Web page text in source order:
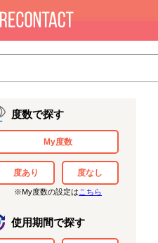
度数で探す
My度数
度あり 度なし
※My度数の設定は こちら
使用期間で探す